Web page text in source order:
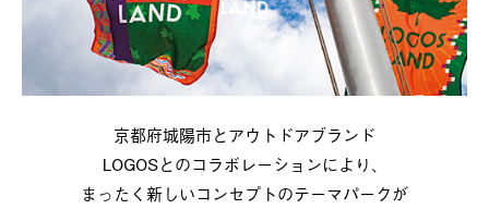
京都府城陽市とアウトドアブランド
LOGOSとのコラボレーションにより、
まったく新しいコンセプトのテーマパークが